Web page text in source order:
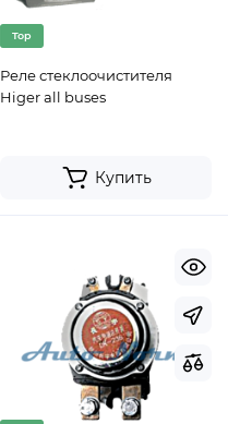
Top
Реле стеклоочистителя
Higer all buses
Купить